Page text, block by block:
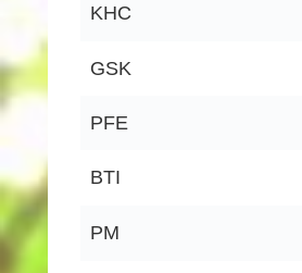
KHC
GSK
PFE
BTI
PM